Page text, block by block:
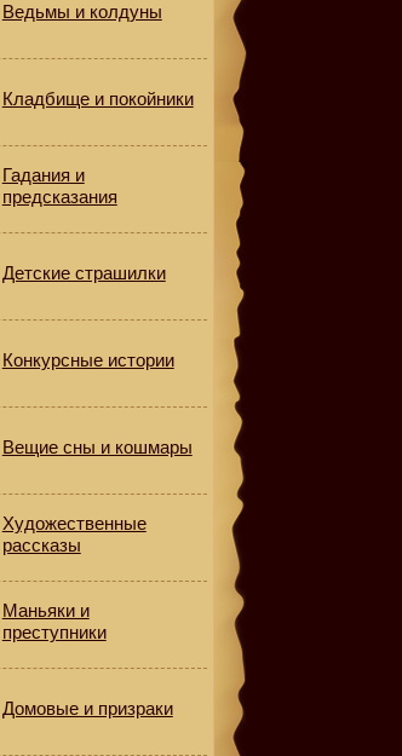
Ведьмы и колдуны
Кладбище и покойники
Гадания и
предсказания
Детские страшилки
Конкурсные истории
Вещие сны и кошмары
Художественные
рассказы
Маньяки и
преступники
Домовые и призраки